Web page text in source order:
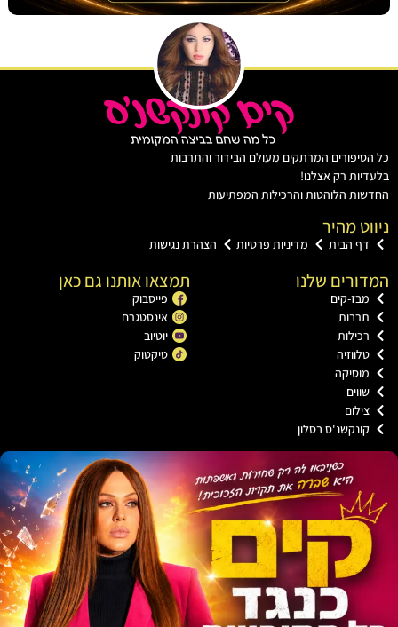
המרתקים מעולם הבידור והתרבות
רק אצלנו!
הלוהטות והרכילות המפתיעות
מהיר
הבית מדיניות פרטיות הצהרת נגישות
שלנו
קים
בסלון
תמצאו אותנו גם כאן
פייסבוק
אינסטגרם
יוטיוב
טיקטוק